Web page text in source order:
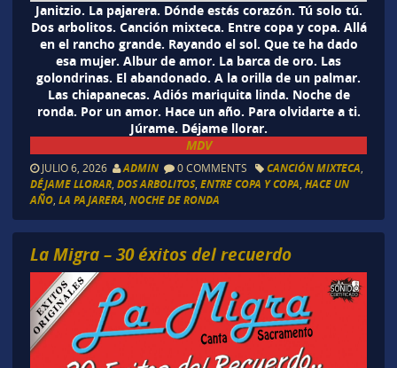
Janitzio. La pajarera. Dónde estás corazón. Tú solo tú.
Dos arbolitos. Canción mixteca. Entre copa y copa. Allá
en el rancho grande. Rayando el sol. Que te ha dado
esa mujer. Albur de amor. La barca de oro. Las
golondrinas. El abandonado. A la orilla de un palmar.
Las chiapanecas. Adiós mariquita linda. Noche de
ronda. Por un amor. Hace un año. Para olvidarte a ti.
Júrame. Déjame llorar.
MDV
JULIO 6, 2026 ADMIN 0 COMMENTS CANCIÓN MIXTECA,
DÉJAME LLORAR, DOS ARBOLITOS, ENTRE COPA Y COPA, HACE UN
AÑO, LA PAJARERA, NOCHE DE RONDA
La Migra – 30 éxitos del recuerdo